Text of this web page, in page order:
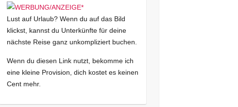
Lust auf Urlaub? Wenn du auf das Bild
klickst, kannst du Unterkünfte für deine
nächste Reise ganz unkompliziert buchen.
Wenn du diesen Link nutzt, bekomme ich
eine kleine Provision, dich kostet es keinen
Cent mehr.